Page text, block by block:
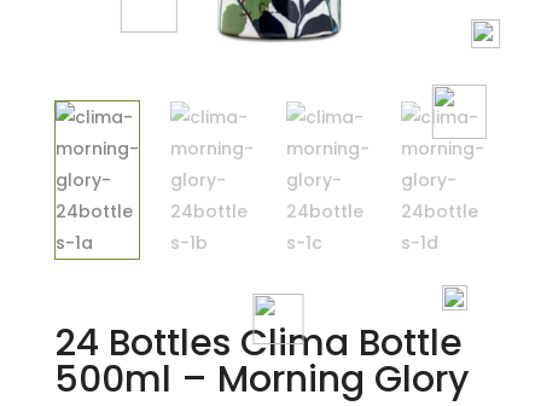
24 Bottles Clima Bottle
500ml – Morning Glory